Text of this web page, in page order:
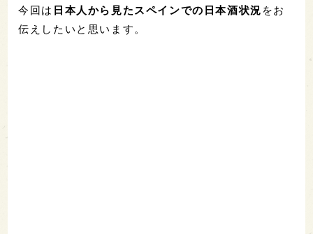
今回は 日本人から見たスペインでの日本酒状況 をお
伝えしたいと思います。